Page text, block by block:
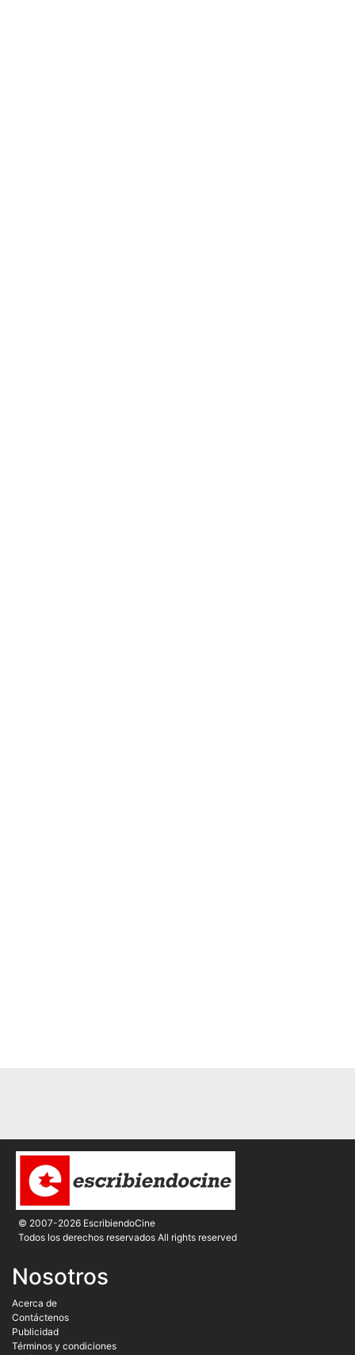
© 2007-2026 EscribiendoCine
Todos los derechos reservados All rights reserved
Nosotros
Acerca de
Contáctenos
Publicidad
Términos y condiciones